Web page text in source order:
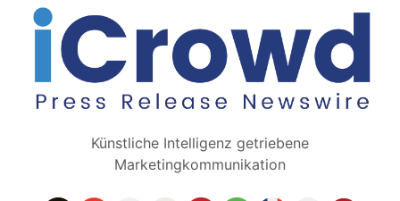
Künstliche Intelligenz getriebene
Marketingkommunikation